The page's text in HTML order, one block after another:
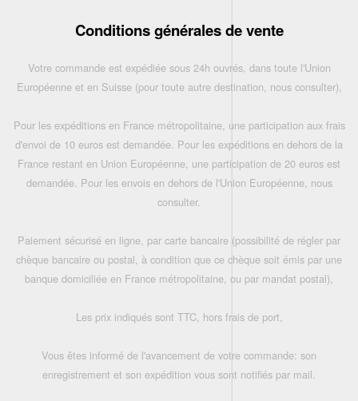
Conditions générales de vente
Votre commande est expédiée sous 24h ouvrés, dans toute l'Union
Européenne et en Suisse (pour toute autre destination, nous consulter),
Pour les expéditions en France métropolitaine, une participation aux frais
d'envoi de 10 euros est demandée. Pour les expéditions en dehors de la
France restant en Union Européenne, une participation de 20 euros est
demandée. Pour les envois en dehors de l'Union Européenne, nous
consulter.
Paiement sécurisé en ligne, par carte bancaire (possibilité de régler par
chèque bancaire ou postal, à condition que ce chèque soit émis par une
banque domiciliée en France métropolitaine, ou par mandat postal),
Les prix indiqués sont TTC, hors frais de port,
Vous êtes informé de l'avancement de votre commande: son
enregistrement et son expédition vous sont notifiés par mail.